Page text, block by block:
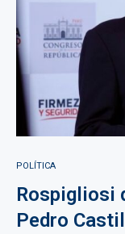
POLÍTICA
Rospigliosi
Pedro